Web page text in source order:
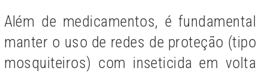
Além de medicamentos, é fundamental
manter o uso de redes de proteção (tipo
mosquiteiros) com inseticida em volta